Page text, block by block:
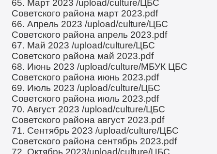
65. Март 2023/upload/culture/ЦБС
Советского района март 2023.pdf
66. Апрель 2023/upload/culture/ЦБС
Советского района апрель 2023.pdf
67. Май 2023/upload/culture/ЦБС
Советского района май 2023.pdf
68. Июнь 2023/upload/culture/МБУК ЦБС
Советского района июнь 2023.pdf
69. Июль 2023/upload/culture/ЦБС
Советского района июль 2023.pdf
70. Август 2023/upload/culture/ЦБС
Советского района август 2023.pdf
71. Сентябрь 2023/upload/culture/ЦБС
Советского района сентябрь 2023.pdf
72. Октябрь 2023/upload/culture/ЦБС